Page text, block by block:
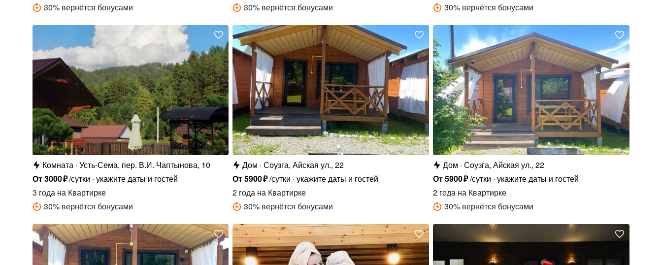
30% вернётся бонусами
30% вернётся бонусами
30% вернётся бонусами
Комната Усть-Сема, пер. В.И. Чаптынова, 10
От3000₽/сутки укажите даты и гостей
3 годана Квартирке
30% вернётся бонусами
Дом Соузга, Айская ул., 22
От5900₽/сутки укажите даты и гостей
2 года на Квартирке
30% вернётся бонусами
Дом Соузга, Айская ул., 22
От5900₽/сутки укажите даты и гостей
2 года на Квартирке
30% вернётся бонусами